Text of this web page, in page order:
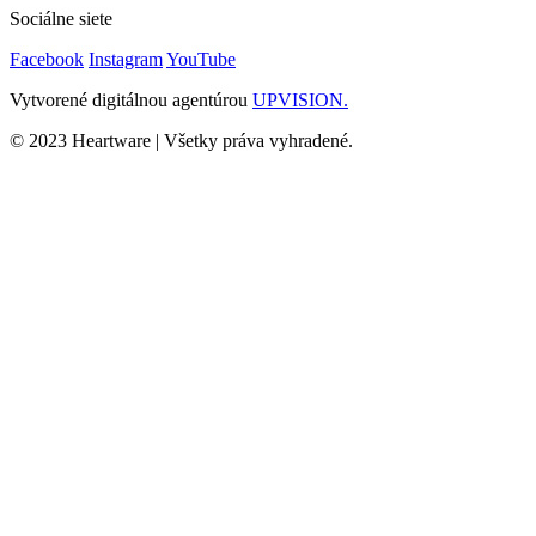
Sociálne siete
Facebook InstagramYouTube
Vytvorené digitálnou agentúrou UPVISION.
© 2023 Heartware | Všetky práva vyhradené.